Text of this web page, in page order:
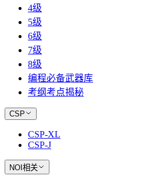
4级
5级
6级
7级
8级
编程必备武器库
考纲考点揭秘
CSP
CSP-XL
CSP-J
NOI相关